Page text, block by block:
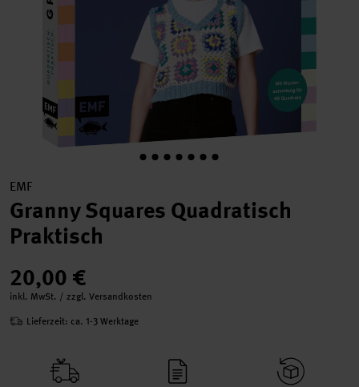
EMF
Granny Squares Quadratisch
Praktisch
20,00 €
inkl. MwSt. / zzgl. Versandkosten
Lieferzeit: ca. 1-3 Werktage